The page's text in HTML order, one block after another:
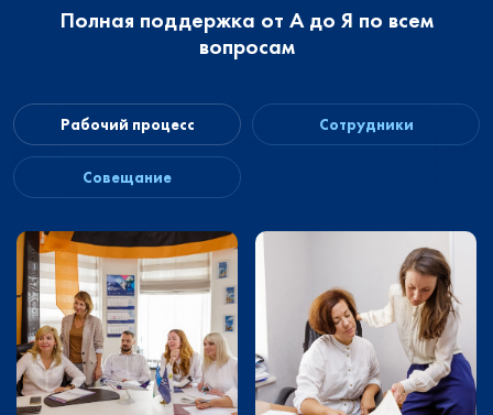
Полная поддержка от А до Я по всем
вопросам
Рабочий процесс Сотрудники
Совещание